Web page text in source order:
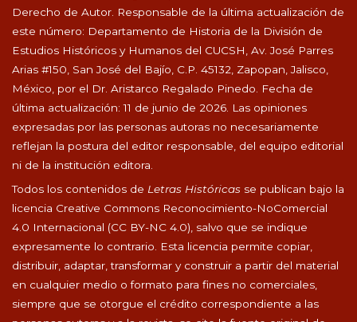
Derecho de Autor. Responsable de la última actualización de
este número: Departamento de Historia de la División de
Estudios Históricos y Humanos del CUCSH, Av. José Parres
Arias #150, San José del Bajío, C.P. 45132, Zapopan, Jalisco,
México, por el Dr. Aristarco Regalado Pinedo. Fecha de
última actualización: 11 de junio de 2026. Las opiniones
expresadas por las personas autoras no necesariamente
reflejan la postura del editor responsable, del equipo editorial
ni de la institución editora.
Todos los contenidos de Letras Históricas se publican bajo la
licencia Creative Commons Reconocimiento-NoComercial
4.0 Internacional (CC BY-NC 4.0), salvo que se indique
expresamente lo contrario. Esta licencia permite copiar,
distribuir, adaptar, transformar y construir a partir del material
en cualquier medio o formato para fines no comerciales,
siempre que se otorgue el crédito correspondiente a las